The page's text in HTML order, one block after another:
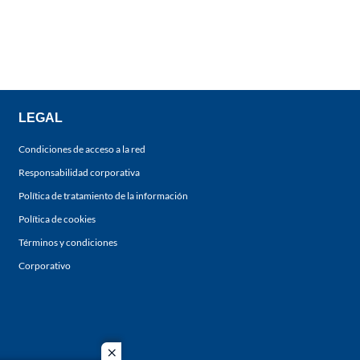
LEGAL
Condiciones de acceso a la red
Responsabilidad corporativa
Política de tratamiento de la información
Política de cookies
Términos y condiciones
Corporativo